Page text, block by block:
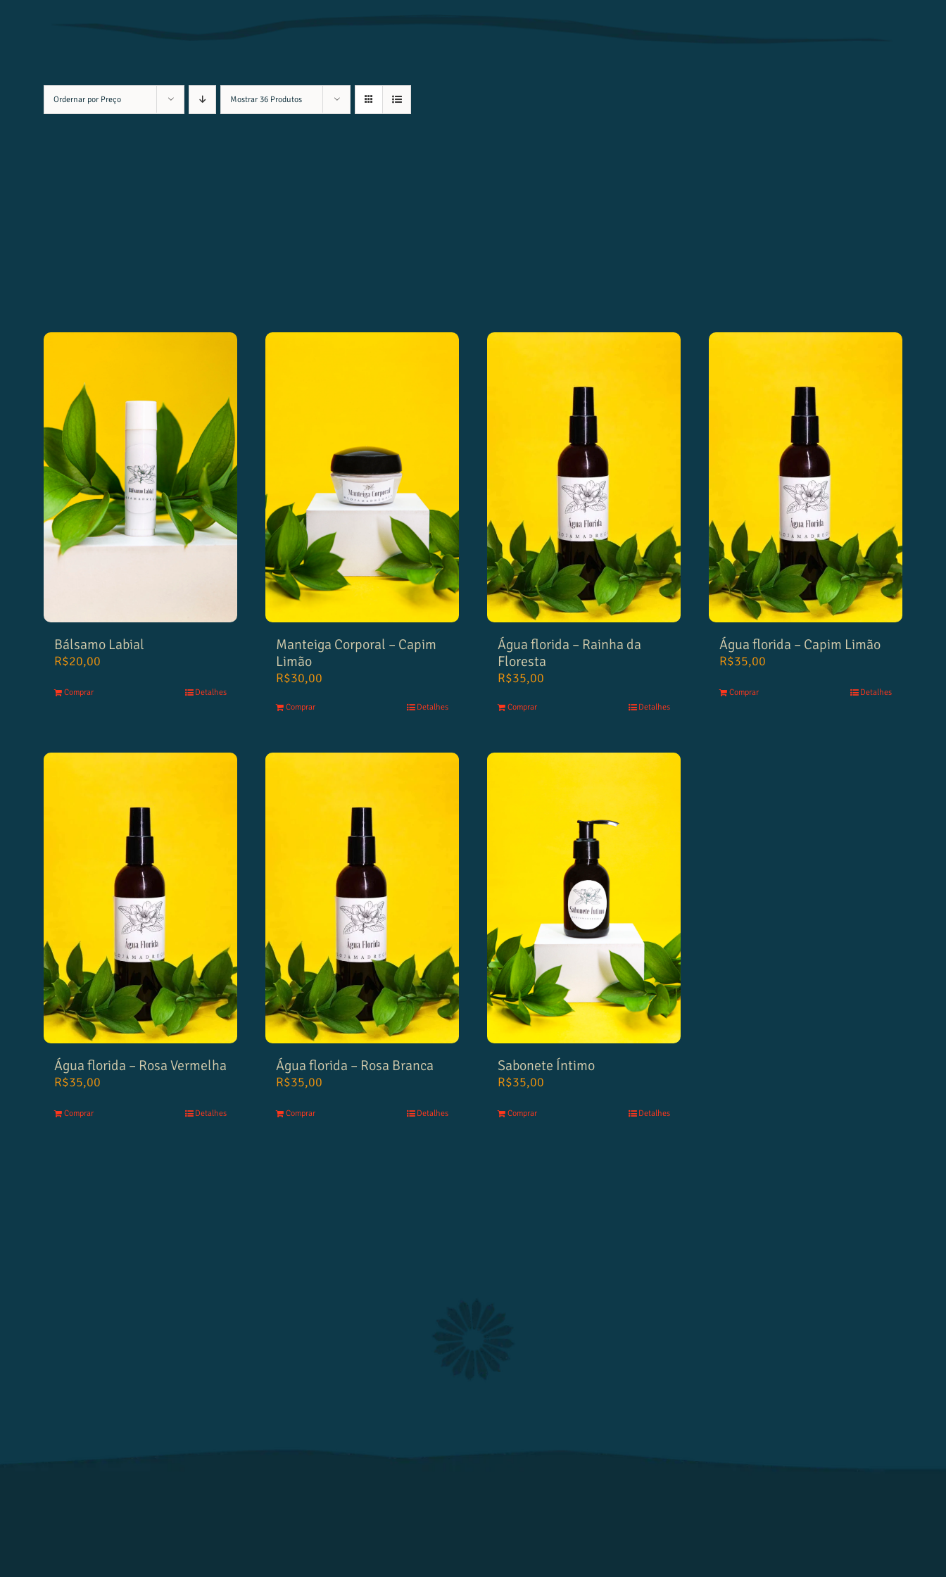
Ordernar por Preço Mostrar 36 Produtos
Bálsamo Labial
R$20,00
Comprar Detalhes
Manteiga Corporal – Capim
Limão
R$30,00
Comprar Detalhes
Água florida – Rainha da
Floresta
R$35,00
Comprar Detalhes
Água florida – Capim Limão
R$35,00
Comprar Detalhes
Água florida – Rosa Vermelha
R$35,00
Comprar Detalhes
Água florida – Rosa Branca
R$35,00
Comprar Detalhes
Sabonete Íntimo
R$35,00
Comprar Detalhes